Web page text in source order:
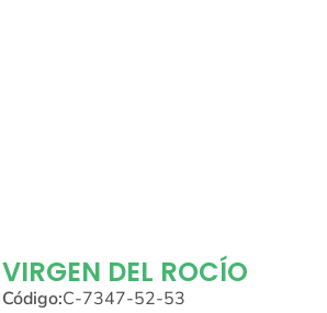
VIRGEN DEL ROCÍO
Código:C-7347-52-53